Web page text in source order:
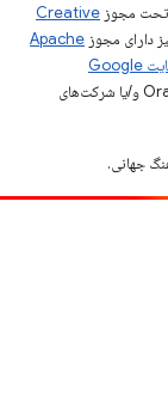
تحت مجوز Creative
دارای مجوز Apache
خطمشی‌های سایت Google
مراجعه کنید. جاوا علامت تجاری ثبت‌شده Oracle و/یا شرکت‌های